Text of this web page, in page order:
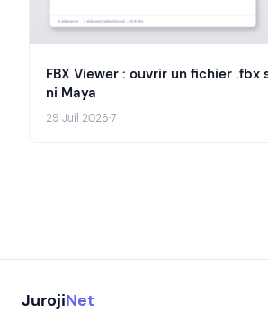
FBX Viewer : ouvrir un fichier .fbx
ni Maya
29 Juil 2026·7
JurojiNet